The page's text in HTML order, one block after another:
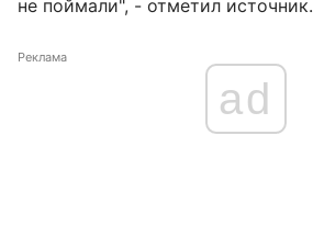
не поймали", - отметил источник.
Реклама
ad